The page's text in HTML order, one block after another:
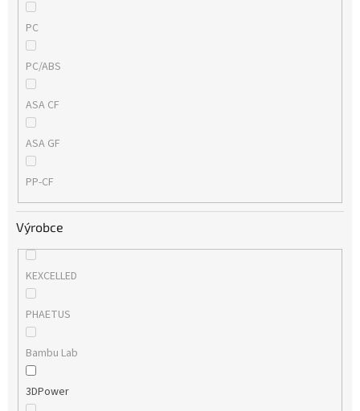
PC
PC/ABS
ASA CF
ASA GF
PP-CF
Výrobce
KEXCELLED
PHAETUS
Bambu Lab
3DPower